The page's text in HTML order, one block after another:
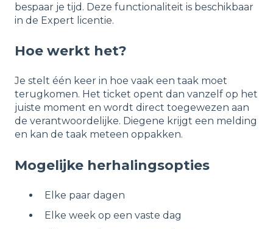
bespaar je tijd. Deze functionaliteit is beschikbaar
in de Expert licentie.
Hoe werkt het?
Je stelt één keer in hoe vaak een taak moet
terugkomen. Het ticket opent dan vanzelf op het
juiste moment en wordt direct toegewezen aan
de verantwoordelijke. Diegene krijgt een melding
en kan de taak meteen oppakken.
Mogelijke herhalingsopties
Elke paar dagen
Elke week op een vaste dag